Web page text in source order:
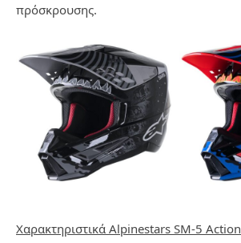
πρόσκρουσης.
Χαρακτηριστικά Alpinestars SM-5 Action